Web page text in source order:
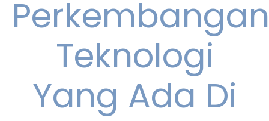
Perkembangan
Teknologi
Yang Ada Di